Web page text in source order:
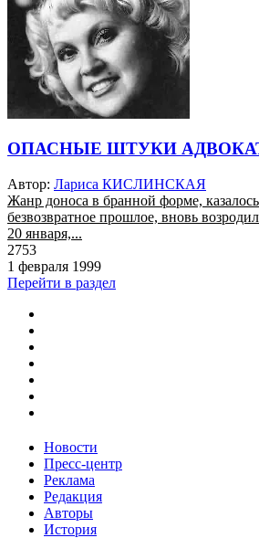
ОПАСНЫЕ ШТУКИ
Автор: Лариса КИСЛИНСКАЯ
Жанр доноса в бранной форме,
безвозвратное прошлое, вновь
20 января,...
2753
1 февраля 1999
Перейти в раздел
Новости
Пресс-центр
Реклама
Редакция
Авторы
История